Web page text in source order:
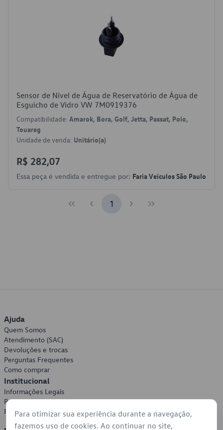
Sensor de Nível de Água de Reservatório de Água de
Esguicho de Vidro VW 7M0919376
Compatibilidade: Amarok, Bora, Golf, Jetta, Passat, Polo,
Touareg
Unidade de venda: Unitário(a)
R$ 282,07
Essa peça é vendida e entregue por: Faria Veículos São Paulo
1
Ajuda
Quem Somos
Atendimento (SAC)
Devoluções e trocas
Perguntas Frequentes
Como comprar
Institucional
Informações Legais
Política de Privacidade
Política de Cookies
Para otimizar sua experiência durante a navegação,
fazemos uso de cookies. Ao continuar no site,